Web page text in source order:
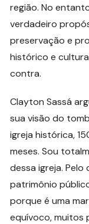
região. No
verdadeiro
preservação e
histórico e
contra.
Clayton Sassá
sua visão do
igreja histórica,
meses. Sou
dessa igreja.
patrimônio
porque é uma
equívoco, muitos